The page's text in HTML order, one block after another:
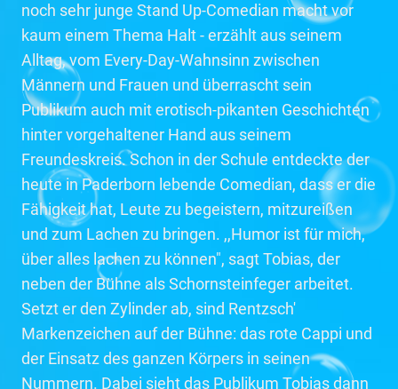
noch sehr junge Stand Up-Comedian macht vor
kaum einem Thema Halt - erzählt aus seinem
Alltag, vom Every-Day-Wahnsinn zwischen
Männern und Frauen und überrascht sein
Publikum auch mit erotisch-pikanten Geschichten
hinter vorgehaltener Hand aus seinem
Freundeskreis. Schon in der Schule entdeckte der
heute in Paderborn lebende Comedian, dass er die
Fähigkeit hat, Leute zu begeistern, mitzureißen
und zum Lachen zu bringen. ,,Humor ist für mich,
über alles lachen zu können", sagt Tobias, der
neben der Bühne als Schornsteinfeger arbeitet.
Setzt er den Zylinder ab, sind Rentzsch'
Markenzeichen auf der Bühne: das rote Cappi und
der Einsatz des ganzen Körpers in seinen
Nummern. Dabei sieht das Publikum Tobias dann